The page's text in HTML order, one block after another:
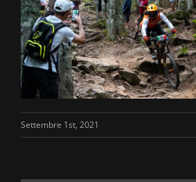
Settembre 1st, 2021